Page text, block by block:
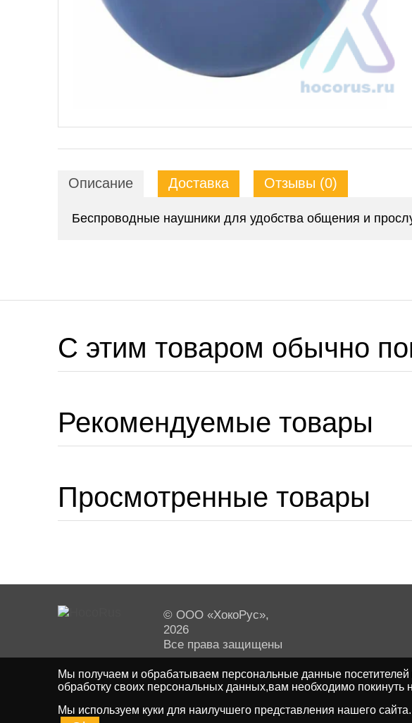
Описание Доставка Отзывы (0)
Беспроводные наушники для удобства общения и
C этим товаром обычно
Рекомендуемые товары
Просмотренные товары
© ООО «ХокоРус»,
2026
Все права защищены
Мы получаем и обрабатываем персональные данные посетителей
обработку своих персональных данных,вам необходимо покинуть
Мы используем куки для наилучшего представления нашего